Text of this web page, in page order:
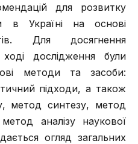
для розвитку
в Україні на основі
Для досягнення
дослідження були
методи та засоби:
підходи, а також
метод синтезу, метод
аналізу наукової
огляд загальних